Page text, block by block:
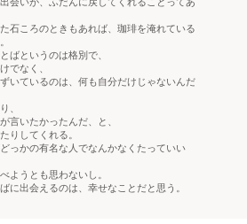
石ころのときもあれば、珈琲を淹れている
ばというのは格別で、
でなく、
いているのは、何も自分だけじゃないんだ
、
言いたかったんだ、と、
りしてくれる。
っかの有名な人でなんかなくたっていい
ようとも思わないし。
に出会えるのは、幸せなことだと思う。